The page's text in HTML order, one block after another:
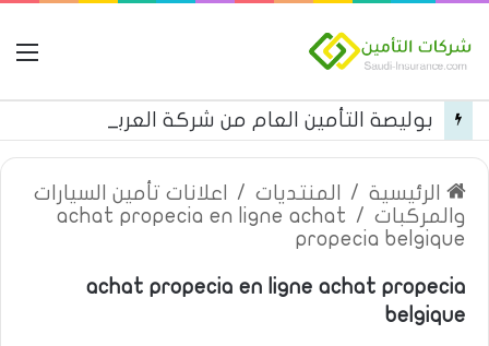
الرئيسية / المنتديات /
اعلانات تأمين السيارات
والمركبات /
achat propecia en ligne achat
propecia belgique
achat propecia en ligne achat propecia
belgique